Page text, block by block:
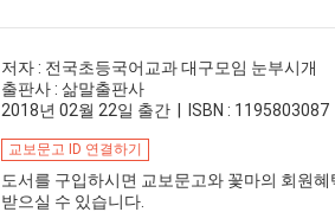
저자 : 전국초등국어교과 대구모임 눈부시개
출판사 : 삶말출판사
2018년 02월 22일 출간 | ISBN :
교보문고 ID 연결하기
도서를 구입하시면 교보문고와 꽃마의 회원혜
받으실 수 있습니다.